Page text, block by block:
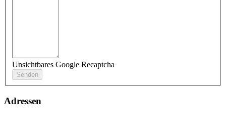
Unsichtbares Google Recaptcha
Adressen